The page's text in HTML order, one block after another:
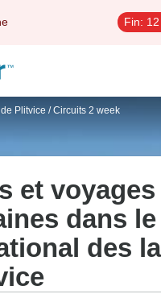
Fin:
Plitvice / Circuits 2 week
et voyages
dans le
des